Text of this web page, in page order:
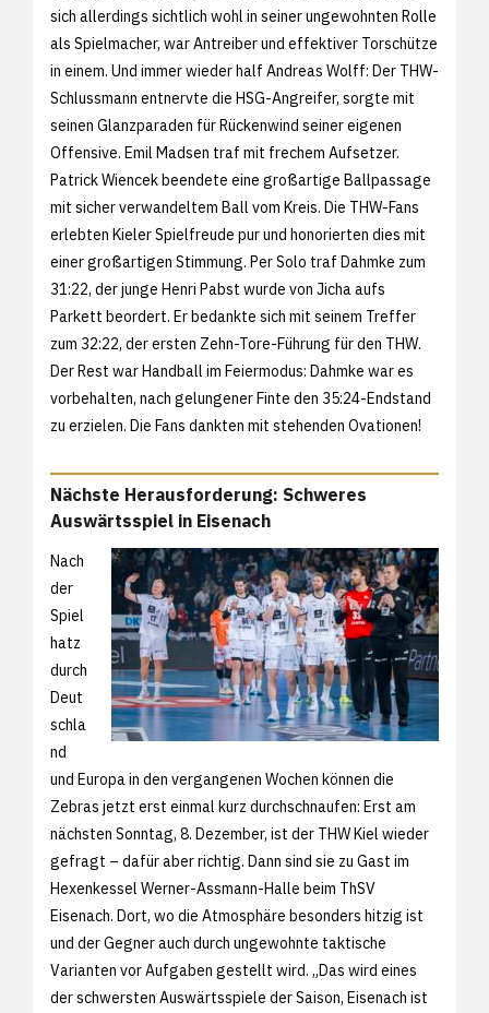
sich allerdings sichtlich wohl in seiner ungewohnten Rolle
als Spielmacher, war Antreiber und effektiver Torschütze
in einem. Und immer wieder half Andreas Wolff: Der THW-
Schlussmann entnervte die HSG-Angreifer, sorgte mit
seinen Glanzparaden für Rückenwind seiner eigenen
Offensive. Emil Madsen traf mit frechem Aufsetzer.
Patrick Wiencek beendete eine großartige Ballpassage
mit sicher verwandeltem Ball vom Kreis. Die THW-Fans
erlebten Kieler Spielfreude pur und honorierten dies mit
einer großartigen Stimmung. Per Solo traf Dahmke zum
31:22, der junge Henri Pabst wurde von Jicha aufs
Parkett beordert. Er bedankte sich mit seinem Treffer
zum 32:22, der ersten Zehn-Tore-Führung für den THW.
Der Rest war Handball im Feiermodus: Dahmke war es
vorbehalten, nach gelungener Finte den 35:24-Endstand
zu erzielen. Die Fans dankten mit stehenden Ovationen!
Nächste Herausforderung: Schweres
Auswärtsspiel in Eisenach
Nach
der
Spiel
hatz
durch
Deut
schla
nd
und Europa in den vergangenen Wochen können die
Zebras jetzt erst einmal kurz durchschnaufen: Erst am
nächsten Sonntag, 8. Dezember, ist der THW Kiel wieder
gefragt – dafür aber richtig. Dann sind sie zu Gast im
Hexenkessel Werner-Assmann-Halle beim ThSV
Eisenach. Dort, wo die Atmosphäre besonders hitzig ist
und der Gegner auch durch ungewohnte taktische
Varianten vor Aufgaben gestellt wird. „Das wird eines
der schwersten Auswärtsspiele der Saison, Eisenach ist